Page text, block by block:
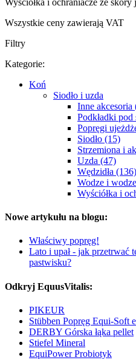
Wyściółka i ochraniacze ze
Wszystkie ceny zawierają VAT
Filtry
Kategorie:
Koń
Siodło i uzda
Inne akcesoria
Podkładki
Popręgi
Siodło (15)
Strzemiona i
Uzda (47)
Wędzidła (136)
Wodze i
Wyściółka i
Nowe artykułu na blogu:
Właściwy popręg!
Lato i upał - jak przetrwać
pastwisku?
Odkryj EquusVitalis:
PIKEUR
Stübben Popręg Equi-Soft
DERBY Górska łąka pellet
Stiefel Mineral
EquiPower Probiotyk